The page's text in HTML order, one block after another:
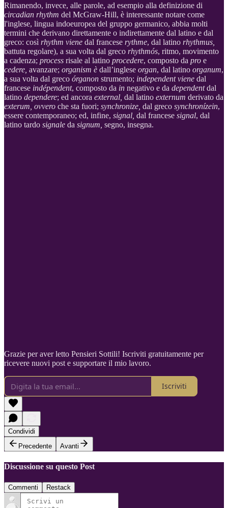
Rimanendo, invece, alle parole, ad esempio alla definizione di
circadian rhythm del McGraw-Hill, è interessante notare come
l'inglese, lingua indoeuropea del gruppo germanico, abbia molti
termini che derivano direttamente o indirettamente dal latino e dal
greco: così rhythm viene dal francese rythme, dal latino rhythmus,
battuta regolare), a sua volta dal greco rhythmós, ritmo, movimento
a cadenza; process risale al latino procedere, composto da pro e
cedere, avanzare; organism è dall’inglese organ, dal latino organum,
a sua volta dal greco órganon strumento; independent viene dal
francese indépendent, composto da in negativo e da dependentdal
latino dependere; ed ancora external, dal latino externum derivato da
exterum, ovvero che sta fuori; synchronize, dal greco synchronízein,
essere contemporaneo; ed, infine, signal, dal francese signal, dal
latino tardo signale da signum, segno, insegna.
Grazie per aver letto Pensieri Sottili! Iscriviti gratuitamente per
ricevere nuovi post e supportare il mio lavoro.
Iscriviti
Condividi
Precedente
Avanti
Discussione su questo Post
Commenti Restack